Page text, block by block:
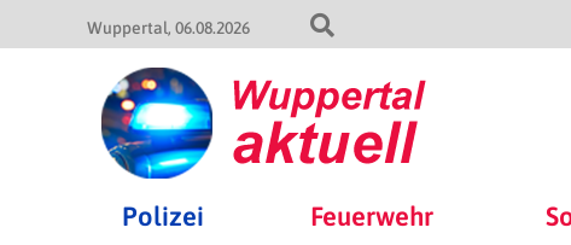
Wuppertal 06.08.2026
Polizei Feuerwehr